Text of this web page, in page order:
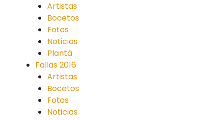
Artistas
Bocetos
Fotos
Noticias
Plantà
Fallas 2016
Artistas
Bocetos
Fotos
Noticias